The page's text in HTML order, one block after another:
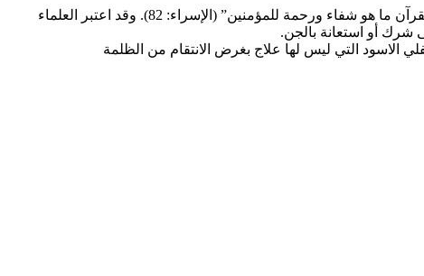
يرتكز العلاج الروحي في الإسلام على النصوص القرآنية والحديثية التي أكدت وجود تأثير للقرآن في الشفاء، مثل قوله تعالى: “وننزل من القرآن ما هو شفاء ورحمة للمؤمنين” (الإسراء: 82). وقد اعتبر العلماء
شرك أو استعانة بالجن.
الاسود التي ليس لها علاج بغرض الانتقام من الظلمة